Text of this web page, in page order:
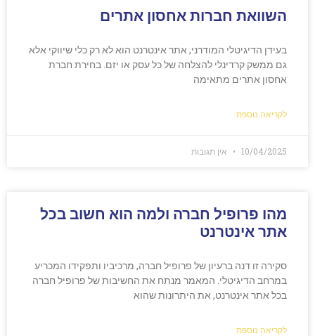
השוואת חברות אחסון אתרים
בעידן הדיגיטלי המודרני, אתר אינטרנט הוא לא רק כלי שיווקי אלא
גם ממשק קרדינלי להצלחה של כל עסק או יזם. בחירת חברת
אחסון אתרים מתאימה
לקריאה נוספת
10/04/2025 אין תגובות
מהו פרופיל חברה ולמה הוא חשוב בכל
אתר אינטרנט
סקירה זו דנה ברעיון של פרופיל חברה, מרכיביו ותפקידו המכריע
במרחב הדיגיטלי. המאמר מנתח את החשיבות של פרופיל חברה
בכל אתר אינטרנט, את היתרונות שהוא
לקריאה נוספת